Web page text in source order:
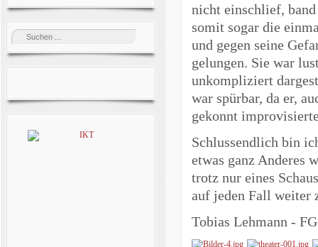
nicht einschlief,
somit sogar die
und gegen seine
gelungen. Sie war
unkompliziert
war spürbar, da er,
gekonnt
Schlussendlich bin
etwas ganz Anderes
trotz nur eines
auf jeden Fall weiter
Tobias Lehmann -